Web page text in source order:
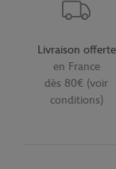
Livraison offerte
en France
dès 80€ (voir
conditions)